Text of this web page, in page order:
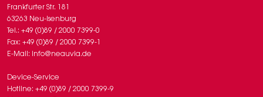
Frankfurter Str. 181
63263 Neu-Isenburg
Tel.: +49 (0)89 / 2000 7399-0
Fax: +49 (0)89 / 2000 7399-1
E-Mail: info@neauvia.de
Device-Service
Hotline: +49 (0)89 / 2000 7399-9